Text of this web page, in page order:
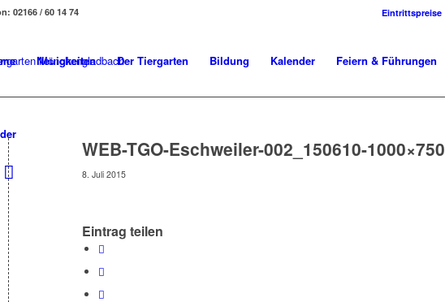
Eintrittspreise
02166 / 60 14 74
Neuigkeiten Der Tiergarten Bildung Kalender Feiern & Führungen
WEB-TGO-Eschweiler-002_150610-1000×750
8. Juli 2015
Eintrag teilen